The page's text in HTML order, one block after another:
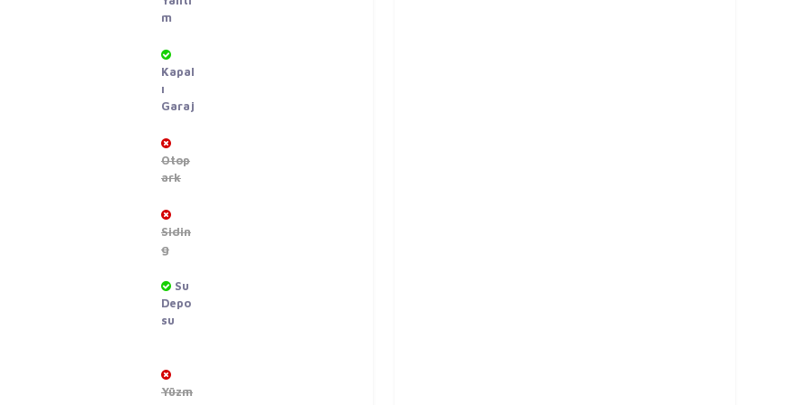
m
Kapal
ı
Garaj
Otop
ark
Sidin
g
Su
Depo
su
Yüzm